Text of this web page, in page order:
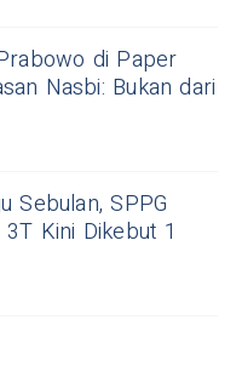
di Paper
Nasbi: Bukan dari
Sebulan, SPPG
Kini Dikebut 1